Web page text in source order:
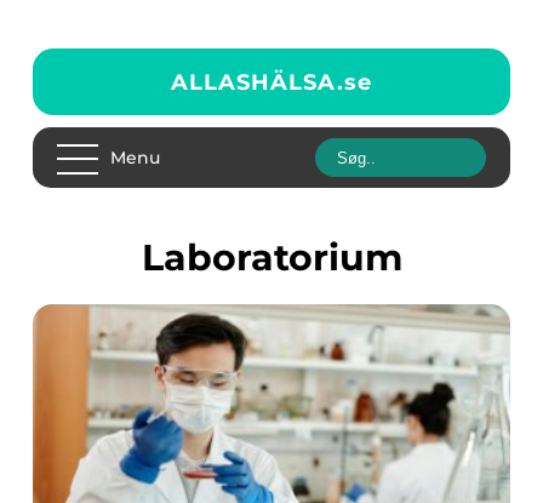
ALLASHÄLSA.se
Menu
Laboratorium